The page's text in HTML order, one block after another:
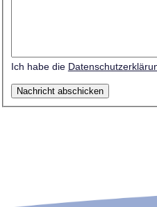
Ich habe die